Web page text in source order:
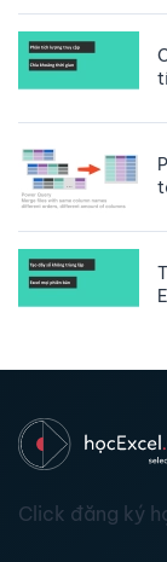
Click đăng ký